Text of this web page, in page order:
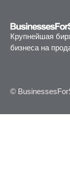
Крупнейшая
бизнеса на
©